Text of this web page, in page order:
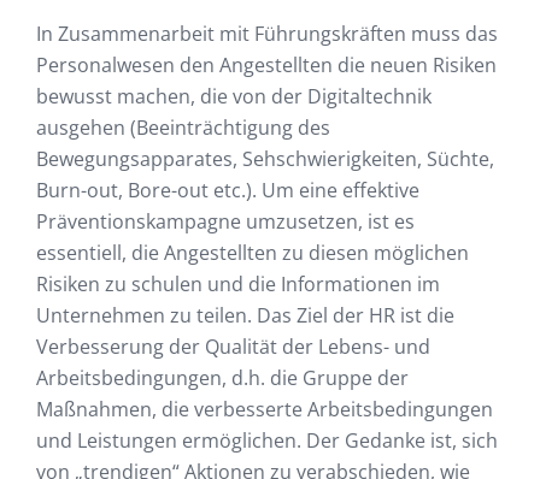
In Zusammenarbeit mit Führungskräften muss das
Personalwesen den Angestellten die neuen Risiken
bewusst machen, die von der Digitaltechnik
ausgehen (Beeinträchtigung des
Bewegungsapparates, Sehschwierigkeiten, Süchte,
Burn-out, Bore-out etc.). Um eine effektive
Präventionskampagne umzusetzen, ist es
essentiell, die Angestellten zu diesen möglichen
Risiken zu schulen und die Informationen im
Unternehmen zu teilen. Das Ziel der HR ist die
Verbesserung der Qualität der Lebens- und
Arbeitsbedingungen, d.h. die Gruppe der
Maßnahmen, die verbesserte Arbeitsbedingungen
und Leistungen ermöglichen. Der Gedanke ist, sich
von „trendigen“ Aktionen zu verabschieden, wie